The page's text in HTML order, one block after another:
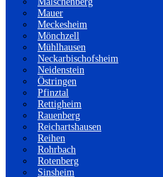
Mauer
Meckesheim
Mönchzell
Mühlhausen
Neckarbischofsheim
Neidenstein
Östringen
Pfinztal
Rettigheim
Rauenberg
Reichartshausen
Reihen
Rohrbach
Rotenberg
Sinsheim